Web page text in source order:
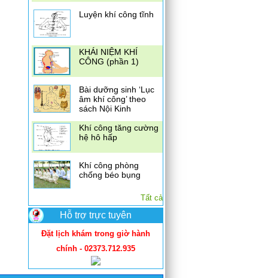
Luyện khí công tĩnh
KHÁI NIỆM KHÍ
CÔNG (phần 1)
Bài dưỡng sinh ‘Lục
âm khí công’ theo
sách Nội Kinh
Khí công tăng cường
hệ hô hấp
Khí công phòng
chống béo bụng
Tất cả
Hỗ trợ trực tuyên
Đặt lịch khám trong giờ hành
chính - 02373.712.935